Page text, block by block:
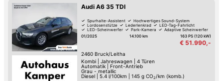
Audi A6 35 TDI
Spurhalte-Assistent
Hochwertiges Sound-System
Lordosenstütze
Lederlenkrad
LED-Tag-Fahrlicht
LED-Scheinwerfer
Park-Kamera
Adaptive Scheinwerfer
01/2025
14.100 km 163 PS (120 kW)
€ 51.990,-
2460 Bruck/Leitha
Kombi| Jahreswagen
4 Türen
Automatik|
Front-Antrieb
Grau - metallic
Diesel
5.4 l/100km 145 g CO2 /km (komb.)